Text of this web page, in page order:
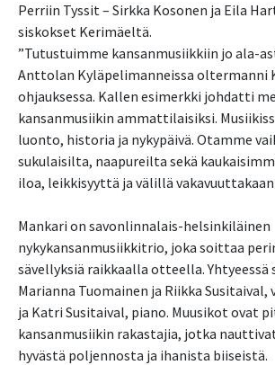
Perriin Tyssit – Sirkka Kosonen ja Eila
siskokset Kerimäeltä.
”Tutustuimme kansanmusiikkiin jo ala-
Anttolan Kyläpelimanneissa oltermanni
ohjauksessa. Kallen esimerkki johdatti
kansanmusiikin ammattilaisiksi.
luonto, historia ja nykypäivä. Otamme
sukulaisilta, naapureilta sekä
iloa, leikkisyyttä ja välillä
Mankari on savonlinnalais-helsinkiläinen
nykykansanmusiikkitrio, joka soittaa
sävellyksiä raikkaalla otteella.
Marianna Tuomainen ja Riikka Susitaival,
ja Katri Susitaival, piano. Muusikot ovat
kansanmusiikin rakastajia, jotka
hyvästä poljennosta ja ihanista biiseistä.